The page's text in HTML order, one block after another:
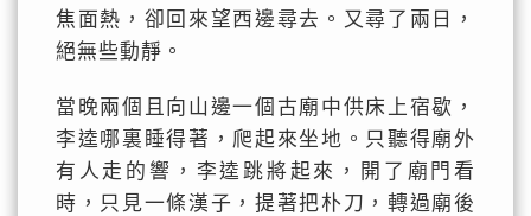
焦面熱，卻回來望西邊尋去。又尋了兩日，
絕無些動靜。
當晚兩個且向山邊一個古廟中供床上宿歇，
李逵哪裏睡得著，爬起來坐地。只聽得廟外
有人走的響，李逵跳將起來，開了廟門看
時，只見一條漢子，提著把朴刀，轉過廟後